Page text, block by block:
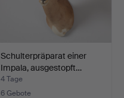
Schulterpräparat einer
Impala, ausgestopft…
4 Tage
6 Gebote